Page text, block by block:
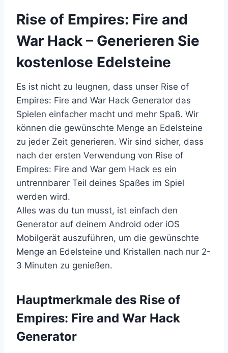
​Rise of Empires: Fire and
War Hack – Generieren Sie
kostenlose Edelsteine
Es ist nicht zu leugnen, dass unser Rise of
Empires: Fire and War Hack Generator das
Spielen einfacher macht und mehr Spaß. Wir
können die gewünschte Menge an Edelsteine
zu jeder Zeit generieren. Wir sind sicher, dass
nach der ersten Verwendung von Rise of
Empires: Fire and War gem Hack es ein
untrennbarer Teil deines Spaßes im Spiel
werden wird.
Alles was du tun musst, ist einfach den
Generator auf deinem Android oder iOS
Mobilgerät auszuführen, um die gewünschte
Menge an Edelsteine und Kristallen nach nur 2-
3 Minuten zu genießen.
​Hauptmerkmale des Rise of
Empires: Fire and War Hack
Generator